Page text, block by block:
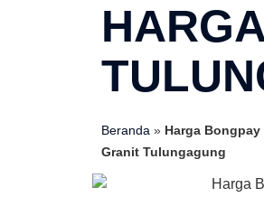
Beranda » Harga
Granit Tulungagung